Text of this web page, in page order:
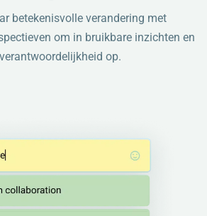
betekenisvolle verandering met
om in bruikbare inzichten en
op.